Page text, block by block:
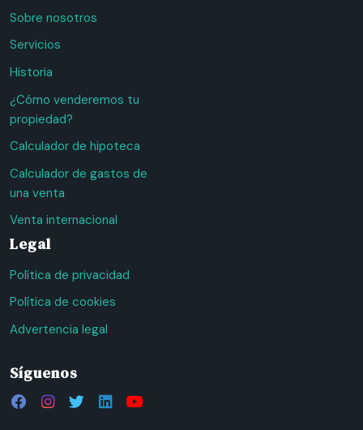
Sobre nosotros
Servicios
Historia
¿Cómo venderemos tu
propiedad?
Calculador de hipoteca
Calculador de gastos de
una venta
Venta internacional
Legal
Política de privacidad
Política de cookies
Advertencia legal
Síguenos